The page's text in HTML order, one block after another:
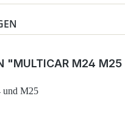
"MULTICAR M24
und M25